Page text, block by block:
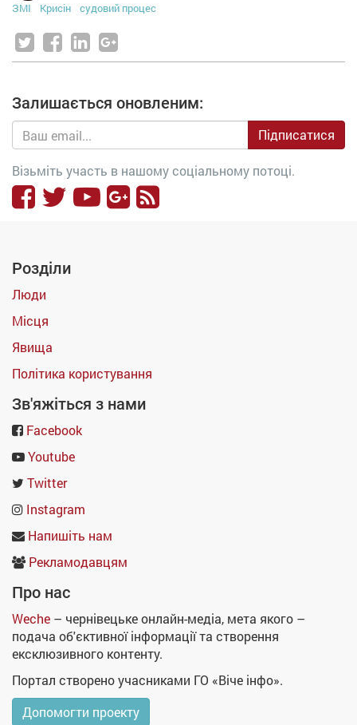
ЗМІ
Крисін судовий процес
Залишається оновленим:
Підписатися
Візьміть участь в нашому соціальному потоці.
Розділи
Люди
Місця
Явища
Політика користування
Зв'яжіться з нами
Facebook
Youtube
Twitter
Instagram
Напишіть нам
Рекламодавцям
Про нас
Weche – чернівецьке онлайн-медіа, мета якого –
подача об'єктивної інформації та створення
ексклюзивного контенту.
Портал створено учасниками ГО «Віче інфо».
Допомогти проекту